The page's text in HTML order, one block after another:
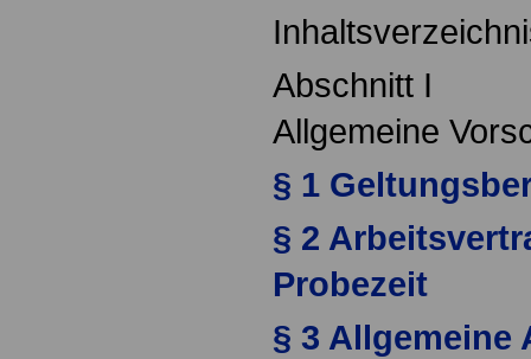
Abschnitt I
Allgemeine
§ 1
§ 2
Probezeit
§ 3 Allgemeine